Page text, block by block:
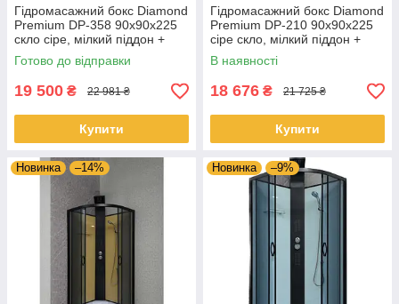
Гідромасажний бокс Diamond
Premium DP-358 90x90x225
скло сіре, мілкий піддон +
гідромасажна панель
Готово до відправки
19 500 ₴ 22 981 ₴
Купити
Гідромасажний бокс Diamond
Premium DP-210 90x90x225
сіре скло, мілкий піддон +
гідромасажна панель
В наявності
18 676 ₴ 21 725 ₴
Купити
Новинка –14% Новинка –9%